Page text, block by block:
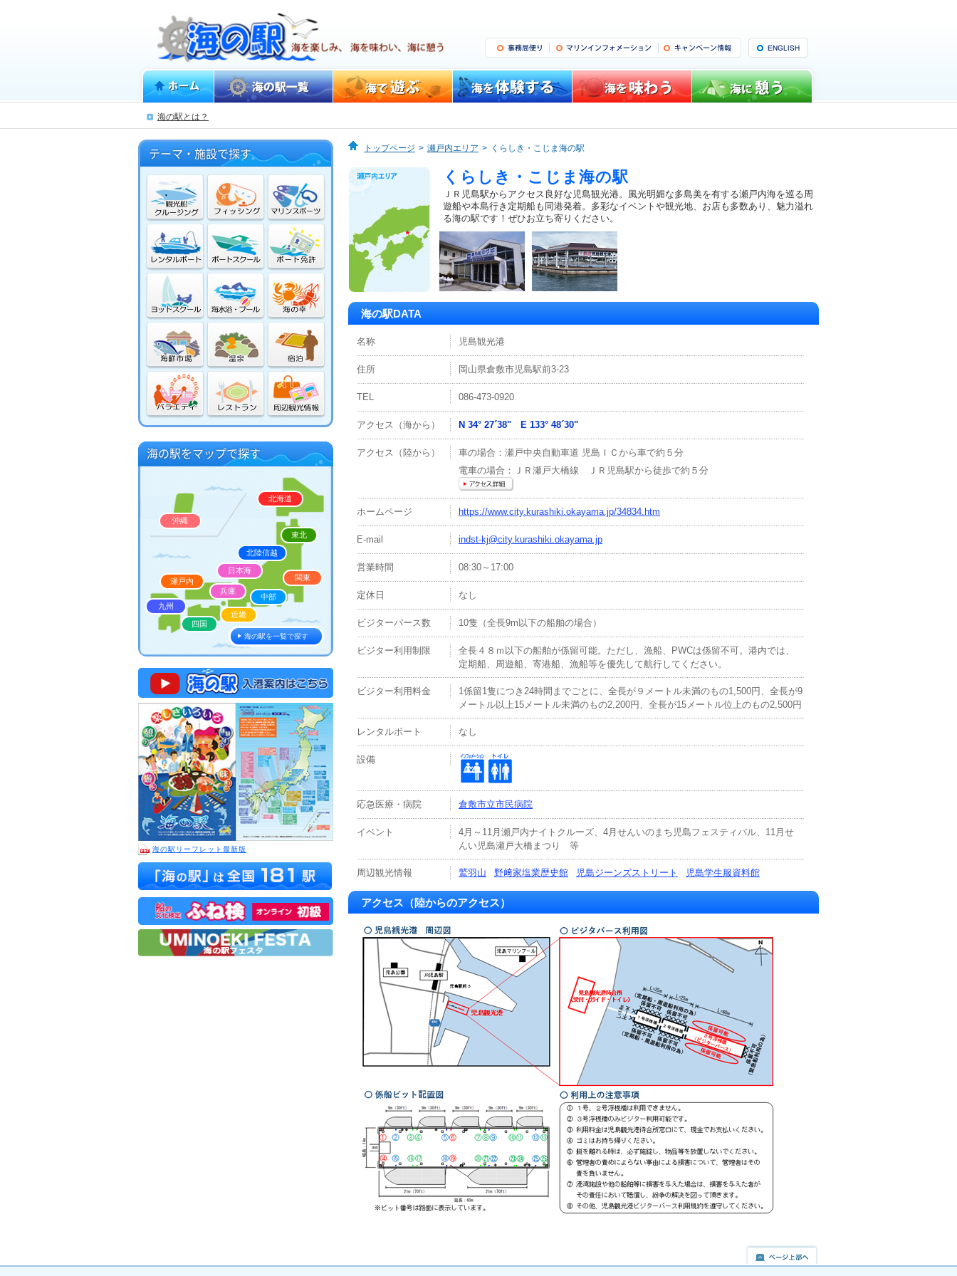
海の駅とは？
テーマ・施設で探す
海の駅をマップで探す
沖縄
北海道
北陸信越
日本海
兵庫
東北
瀬戸内
九州
四国
近畿
関東
中部
海の駅を一覧で探す
海の駅リーフレット最新版
トップページ 瀬戸内エリア くらしき・こじま海の駅
くらしき・こじま海の駅
ＪＲ児島駅からアクセス良好な児島観光港。風光明媚な多島美を有する瀬戸内海を巡る周
遊船や本島行き定期船も同港発着。多彩なイベントや観光地、お店も多数あり、魅力溢れ
る海の駅です！ぜひお立ち寄りください。
海の駅DATA
名称 児島観光港
住所 岡山県倉敷市児島駅前3-23
TEL 086-473-0920
アクセス（海から） N 34° 27´38" E 133° 48´30"
アクセス（陸から）
車の場合：瀬戸中央自動車道 児島ＩＣから車で約５分
電車の場合：ＪＲ瀬戸大橋線 ＪＲ児島駅から徒歩で約５分
ホームページ https://www.city.kurashiki.okayama.jp/34834.htm
E-mail indst-kj@city.kurashiki.okayama.jp
営業時間 08:30～17:00
定休日 なし
ビジターパース数 10隻（全長9m以下の船舶の場合）
ビジター利用制限
全長４８ｍ以下の船舶が係留可能。ただし、漁船、PWCは係留不可。港内では、
定期船、周遊船、寄港船、漁船等を優先して航行してください。
ビジター利用料金
1係留1隻につき24時間までごとに、全長が９メートル未満のもの1,500円、全長が9
メートル以上15メートル未満のもの2,200円、全長が15メートル位上のもの2,500円
レンタルボート なし
設備
応急医療・病院 倉敷市立市民病院
イベント
4月～11月瀬戸内ナイトクルーズ、4月せんいのまち児島フェスティバル、11月せ
んい児島瀬戸大橋まつり 等
周辺観光情報 鷲羽山 野﨑家塩業歴史館 児島ジーンズストリート 児島学生服資料館
アクセス（陸からのアクセス）